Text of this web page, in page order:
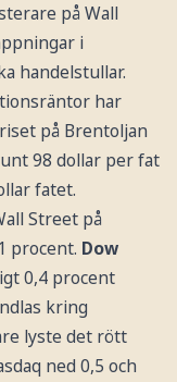
på Wall
i
handelstullar.
har
på Brentoljan
98 dollar per fat
fatet.
Street på
procent. Dow
0,4 procent
kring
lyste det rött
ned 0,5 och